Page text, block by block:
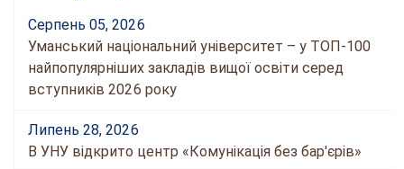
Серпень 05, 2026
Уманський національний університет – у ТОП-100
найпопулярніших закладів вищої освіти серед
вступників 2026 року
Липень 28, 2026
В УНУ відкрито центр «Комунікація без бар'єрів»